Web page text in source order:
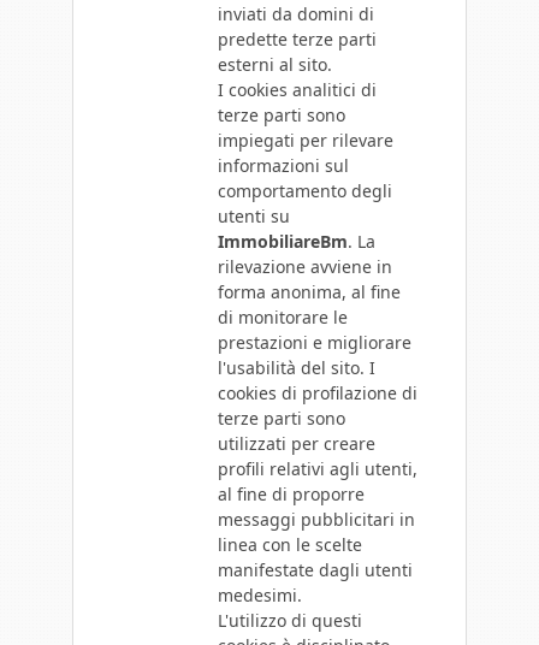
inviati da domini di
predette terze parti
esterni al sito.
I cookies analitici di
terze parti sono
impiegati per rilevare
informazioni sul
comportamento degli
utenti su
ImmobiliareBm. La
rilevazione avviene in
forma anonima, al fine
di monitorare le
prestazioni e migliorare
l'usabilità del sito. I
cookies di profilazione di
terze parti sono
utilizzati per creare
profili relativi agli utenti,
al fine di proporre
messaggi pubblicitari in
linea con le scelte
manifestate dagli utenti
medesimi.
L'utilizzo di questi